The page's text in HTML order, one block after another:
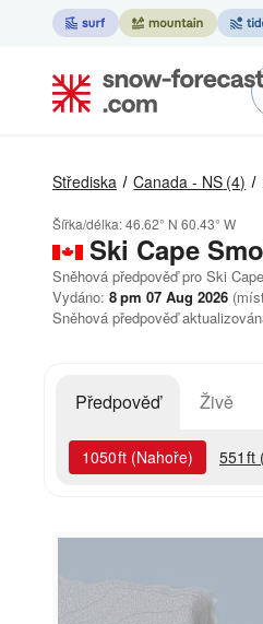
Střediska Canada - NS (4)
Šířka/délka:46.62° N 60.43° W
Ski Cape
Sněhová předpověď pro Ski
Vydáno: 8 pm 07 Aug 2026
Sněhová předpověď
Předpověď Živě
1050ft (Nahoře) 551 ft